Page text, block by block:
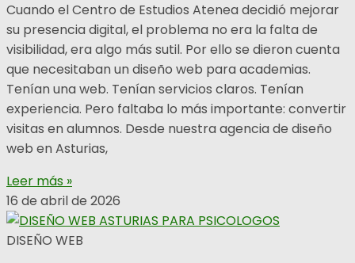
Cuando el Centro de Estudios Atenea decidió mejorar
su presencia digital, el problema no era la falta de
visibilidad, era algo más sutil. Por ello se dieron cuenta
que necesitaban un diseño web para academias.
Tenían una web. Tenían servicios claros. Tenían
experiencia. Pero faltaba lo más importante: convertir
visitas en alumnos. Desde nuestra agencia de diseño
web en Asturias,
Leer más »
16 de abril de 2026
DISEÑO WEB